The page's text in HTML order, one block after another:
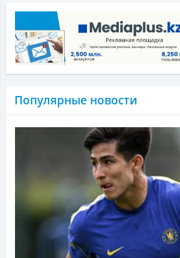
Популярные новости